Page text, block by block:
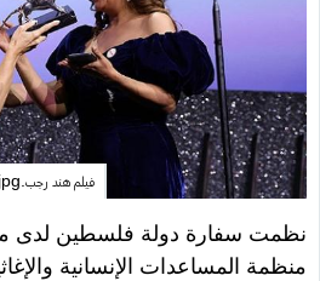
فيلم هند رجب.jpg
نظمت سفارة دولة فلسطين لدى
منظمة المساعدات الإنسانية